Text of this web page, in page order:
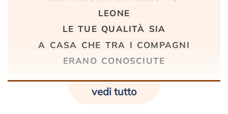
leone
le tue qualità sia
a casa che tra i compagni
erano conosciute
vedi tutto